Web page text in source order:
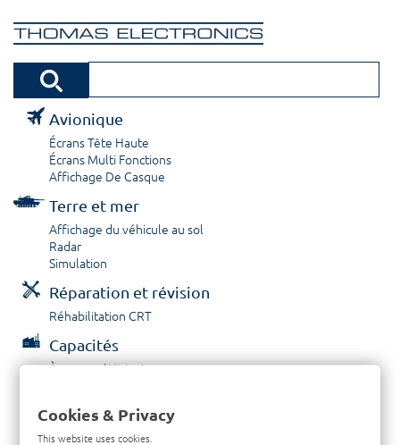
Avionique
Écrans Tête Haute
Écrans Multi Fonctions
Affichage De Casque
Terre et mer
Affichage du véhicule au sol
Radar
Simulation
Réparation et révision
Réhabilitation CRT
Capacités
À propos / Historique
Contactez nous
Cookies & Privacy
This website uses cookies.